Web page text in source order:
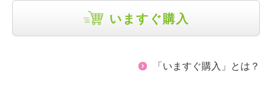
いますぐ購入
「いますぐ購入」とは？